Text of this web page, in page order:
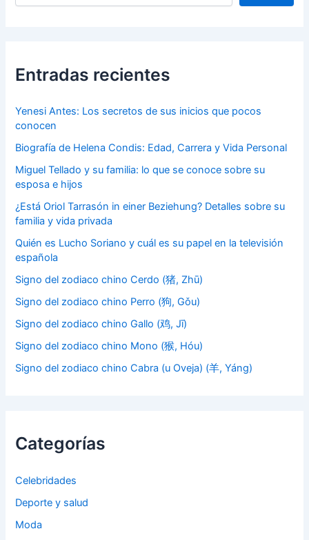
Entradas recientes
Yenesi Antes: Los secretos de sus inicios que pocos
conocen
Biografía de Helena Condis: Edad, Carrera y Vida Personal
Miguel Tellado y su familia: lo que se conoce sobre su
esposa e hijos
¿Está Oriol Tarrasón in einer Beziehung? Detalles sobre su
familia y vida privada
Quién es Lucho Soriano y cuál es su papel en la televisión
española
Signo del zodiaco chino Cerdo (猪, Zhū)
Signo del zodiaco chino Perro (狗, Gǒu)
Signo del zodiaco chino Gallo (鸡, Jī)
Signo del zodiaco chino Mono (猴, Hóu)
Signo del zodiaco chino Cabra (u Oveja) (羊, Yáng)
Categorías
Celebridades
Deporte y salud
Moda